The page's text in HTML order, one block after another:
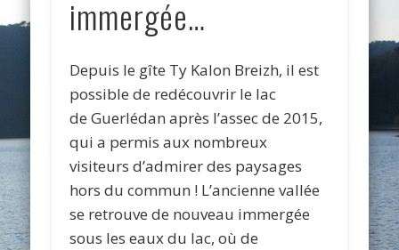
immergée…
Depuis le gîte Ty Kalon Breizh, il est
possible de redécouvrir le lac
de Guerlédan après l’assec de 2015,
qui a permis aux nombreux
visiteurs d’admirer des paysages
hors du commun ! L’ancienne vallée
se retrouve de nouveau immergée
sous les eaux du lac, où de